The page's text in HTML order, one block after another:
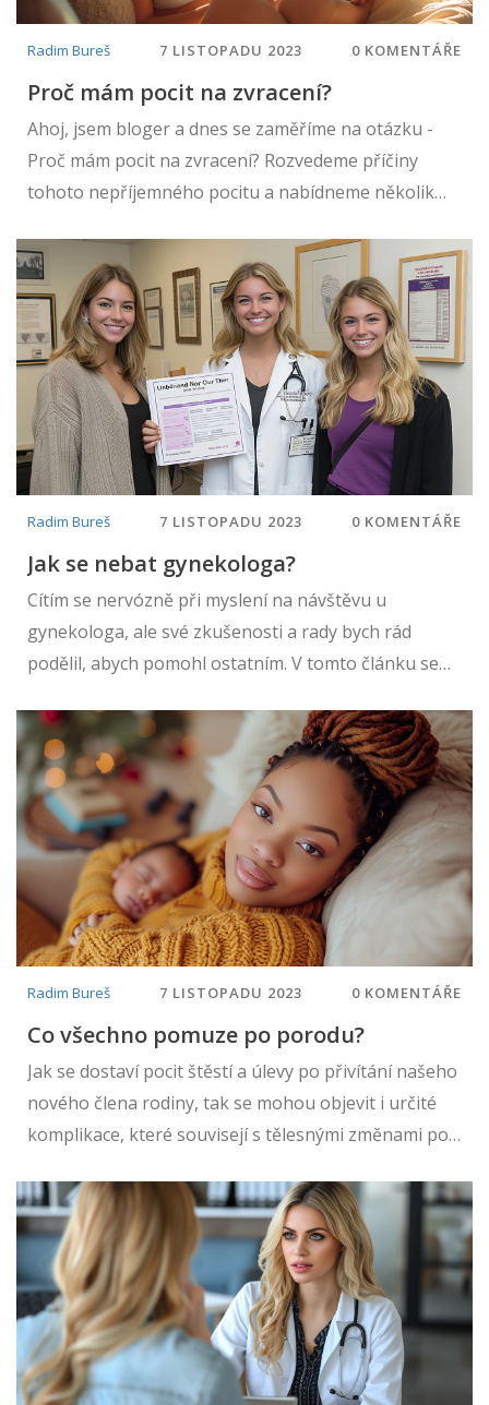
Radim Bureš 7 LISTOPADU 2023 0 KOMENTÁŘE
Proč mám pocit na zvracení?
Ahoj, jsem bloger a dnes se zaměříme na otázku -
Proč mám pocit na zvracení? Rozvedeme příčiny
tohoto nepříjemného pocitu a nabídneme několik
signály, které nám náš tělo dává, a jak jednat,
abychom se cítili lépe. Především se zaměříme na to,
jak se zbavit zvracení a vrátit se zpět do normálního
života.
Radim Bureš 7 LISTOPADU 2023 0 KOMENTÁŘE
Jak se nebat gynekologa?
Cítím se nervózně při myslení na návštěvu u
gynekologa, ale své zkušenosti a rady bych rád
podělil, abych pomohl ostatním. V tomto článku se
Nabízíme rady a strategie, jak zvládnout a překonat
obavy z návštěvy u tohoto lékaře. Hovoříme o
důležitosti pravidelných kontrol a o tom, jak si vybrat
toho správného odborníka. Dělejme kroky k péči o
své zdraví bez strachu.
Radim Bureš 7 LISTOPADU 2023 0 KOMENTÁŘE
Co všechno pomuze po porodu?
Jak se dostaví pocit štěstí a úlevy po přivítání našeho
nového člena rodiny, tak se mohou objevit i určité
komplikace, které souvisejí s tělesnými změnami po
hlavních věcí, které mohou pomoci ženám, jak se
zotavit a vrátit zpět ke své plné síle. Podílíme se na
našich zkušenostech a doporučeních o specifické
péči, regeneraci a cvičení, které mohou posílit zdraví
matky po porodu. Život po porodu může být
náročný, ale existují způsoby, jak to usnadnit.
Doufám, že vám tento článek poskytne užitečné rady